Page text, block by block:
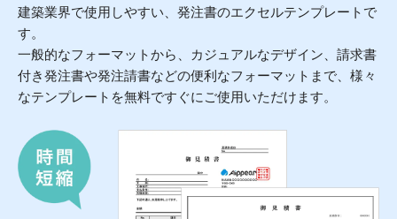
建築業界で使用しやすい、発注書のエクセルテンプレートで
す。
一般的なフォーマットから、カジュアルなデザイン、請求書
付き発注書や発注請書などの便利なフォーマットまで、様々
なテンプレートを無料ですぐにご使用いただけます。